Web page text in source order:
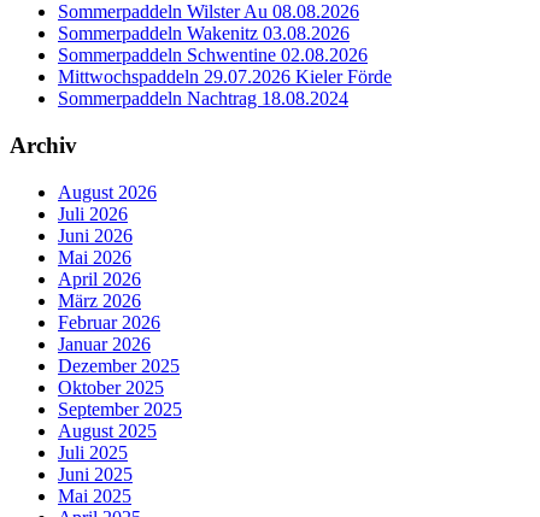
Sommerpaddeln Wilster Au 08.08.2026
Sommerpaddeln Wakenitz 03.08.2026
Sommerpaddeln Schwentine 02.08.2026
Mittwochspaddeln 29.07.2026 Kieler Förde
Sommerpaddeln Nachtrag 18.08.2024
Archiv
August 2026
Juli 2026
Juni 2026
Mai 2026
April 2026
März 2026
Februar 2026
Januar 2026
Dezember 2025
Oktober 2025
September 2025
August 2025
Juli 2025
Juni 2025
Mai 2025